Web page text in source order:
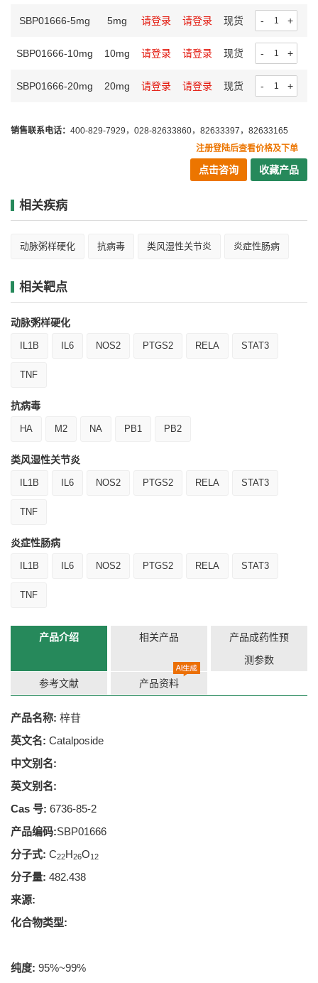
SBP01666-5mg 5mg 请登录 请登录 现货 - +
SBP01666-10mg 10mg 请登录 请登录 现货 - +
SBP01666-20mg 20mg 请登录 请登录 现货 - +
销售联系电话： 400-829-7929，028-82633860，82633397，82633165
注册登陆后查看价格及下单
点击咨询 收藏产品
相关疾病
动脉粥样硬化 抗病毒 类风湿性关节炎 炎症性肠病
相关靶点
动脉粥样硬化
IL1B IL6 NOS2 PTGS2 RELA STAT3
TNF
抗病毒
HA M2 NA PB1 PB2
类风湿性关节炎
IL1B IL6 NOS2 PTGS2 RELA STAT3
TNF
炎症性肠病
IL1B IL6 NOS2 PTGS2 RELA STAT3
TNF
产品介绍 相关产品
产品成药性预
测参数
参考文献 产品资料
产品名称: 梓苷
英文名: Catalposide
中文别名:
英文别名:
Cas 号: 6736-85-2
产品编码:SBP01666
分子式: C22H26O12
分子量: 482.438
来源:
化合物类型:
纯度: 95%~99%